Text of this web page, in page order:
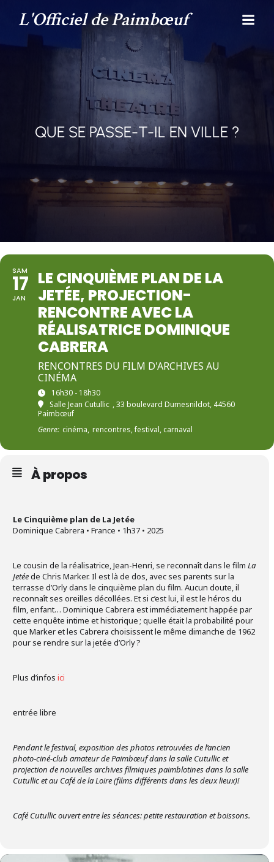
L'Officiel de Paimbœuf
QUE SE PASSE-T-IL EN VILLE ?
SAM
17
JAN
LE CINQUIÈME PLAN DE LA
JETÉE, PROJECTION-
RENCONTRE AVEC LA
RÉALISATRICE DOMINIQUE
CABRERA
RENCONTRES DU FILM D'ARCHIVES AU
CINÉMA
16h30 - 18h30
Salle Jean Cutullic , 33 boulevard Dumesnildot, 44560
Paimbœuf
Genre: cinéma, rencontres, festival, carnaval
À propos
Le Cinquième plan de La Jetée
Dominique Cabrera • France • 1h37 • 2025
Le cousin de la réalisatrice, Jean-Henri, se reconnaît dans le film La
Jetéede Chris Marker. Il est là de dos, avec ses parents sur la
terrasse d’Orly dans le cinquième plan du film. Aucun doute, il
reconnaît ses oreilles décollées. Et si c’est lui, il est le héros du
film, enfant… Dominique Cabrera est immédiatement happée par
cette enquête intime et historique ; quelle était la probabilité pour
que Marker et les Cabrera choisissent le même dimanche de 1962
pour se rendre sur la jetée d’Orly ?
Plus d’infos ici
entrée libre
Pendant le festival, exposition des photos retrouvées de l’ancien
photo‑ciné-club amateur de Paimbœuf dans la salle Cutullic et
projection de nouvelles archives filmiques paimblotines dans la salle
Cutullic et au Café de la Loire (films différents dans les deux lieux)!
Café Cutullic ouvert entre les séances: petite restauration et boissons.